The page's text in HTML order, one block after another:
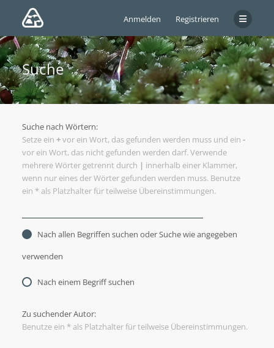
Anmelden Registrieren
Suche
Suche nach Wörtern:
Setze ein +vor ein Wort, das gefunden werden muss und ein -
vor ein Wort, das nicht gefunden werden darf. Verwende
mehrere Wörter getrennt durch | innerhalb einer Klammer,
wenn nur eines der Wörter gefunden werden muss. Benutze
ein * als Platzhalter für teilweise Übereinstimmungen.
Nach allen Begriffen suchen oder Suche wie angegeben
verwenden
Nach einem Begriff suchen
Zu suchender Autor:
Benutze ein * als Platzhalter für teilweise Übereinstimmungen.